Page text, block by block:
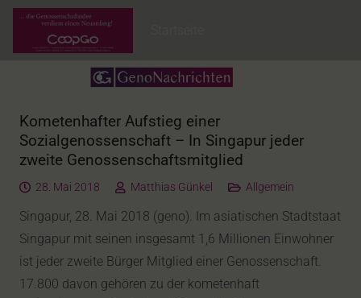
Kometenhafter Aufstieg einer
Sozialgenossenschaft – In Singapur jeder
zweite Genossenschaftsmitglied
28. Mai 2018 Matthias Günkel Allgemein
Singapur, 28. Mai 2018 (geno). Im asiatischen Stadtstaat
Singapur mit seinen insgesamt 1,6 Millionen Einwohner
ist jeder zweite Bürger Mitglied einer Genossenschaft.
17.800 davon gehören zu der kometenhaft